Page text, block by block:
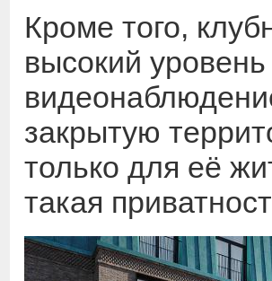
Кроме того,
высокий
закрытую
только для её
такая